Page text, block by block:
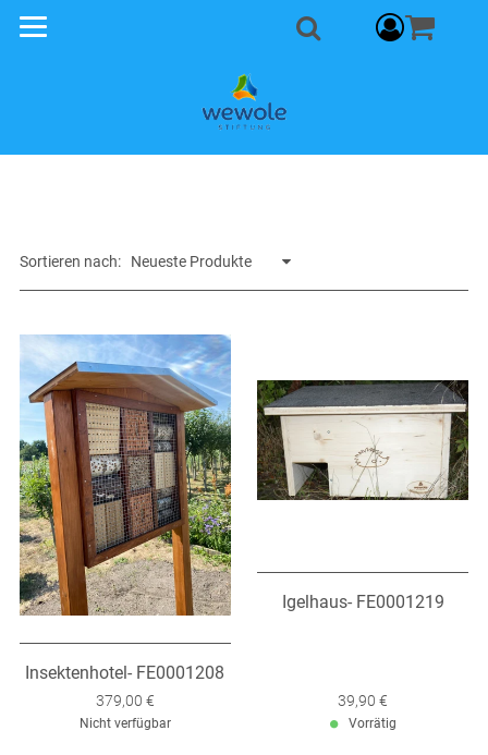
Sortieren nach:
Insektenhotel- FE0001208
Verkaufspreis: 379,00 €
379,00 €
Nicht verfügbar
Igelhaus- FE0001219
Verkaufspreis: 39,90 €
39,90 €
Vorrätig